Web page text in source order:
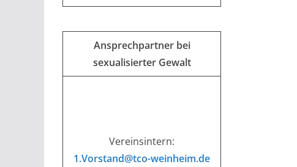
Ansprechpartner bei
sexualisierter Gewalt
Vereinsintern:
1.Vorstand@tco-weinheim.de